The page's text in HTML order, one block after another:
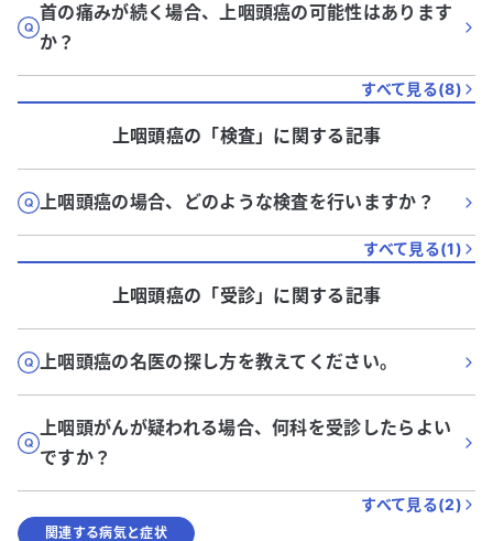
首の痛みが続く場合、上咽頭癌の可能性はあります
か？
すべて見る(8)
上咽頭癌の「検査」に関する記事
上咽頭癌の場合、どのような検査を行いますか？
すべて見る(1)
上咽頭癌の「受診」に関する記事
上咽頭癌の名医の探し方を教えてください。
上咽頭がんが疑われる場合、何科を受診したらよい
ですか？
すべて見る(2)
関連する病気と症状